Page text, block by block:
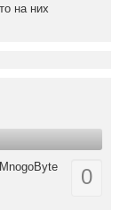
на них
0